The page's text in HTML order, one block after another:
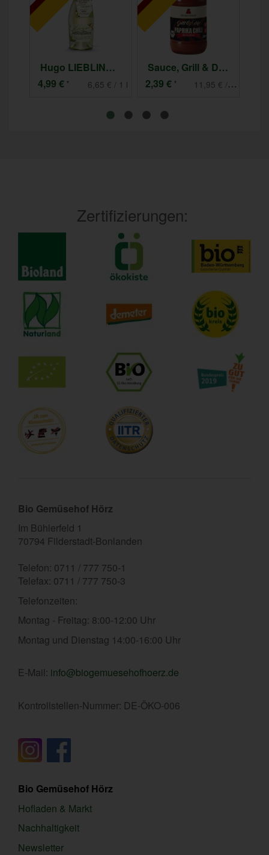
Hugo LIEBLINGSSECCO
4,99 €* 6,65 € / 1 l
Sauce, Grill & Dip Paprika Chili
2,39 €* 11,95 € / 1 l
Zertifizierungen:
Bio Gemüsehof Hörz
Im Bühlerfeld 1
70794 Filderstadt-Bonlanden
Telefon: 0711 / 777 750-1
Telefax: 0711 / 777 750-3
Telefonzeiten:
Montag - Freitag: 8:00-12:00 Uhr
Montag und Dienstag 14:00-16:00 Uhr
E-Mail: info@biogemuesehofhoerz.de
Kontrollstellen-Nummer: DE-ÖKO-006
Bio Gemüsehof Hörz
Hofladen & Markt
Nachhaltigkeit
Newsletter